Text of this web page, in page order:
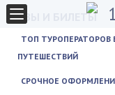
ВИЗЫ И БИЛЕТЫ
ТОП ТУРОПЕРАТОРОВ
ПУТЕШЕСТВИЙ
СРОЧНОЕ